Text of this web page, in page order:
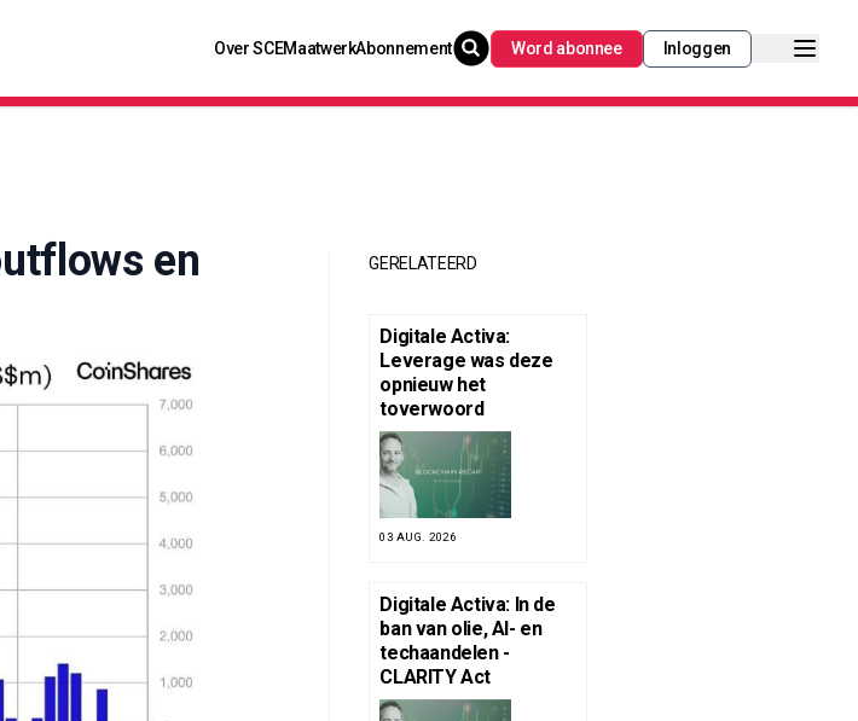
Over SCEMaatwerkAbonnement Word abonnee Inloggen
en
GERELATEERD
Digitale Activa:
Leverage was deze
opnieuw het
toverwoord
03 AUG. 2026
Digitale Activa: In de
ban van olie, AI- en
techaandelen -
CLARITY Act